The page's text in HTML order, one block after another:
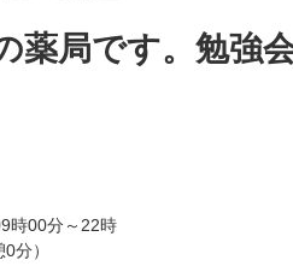
薬局です。勉強
時00分～22時
分）